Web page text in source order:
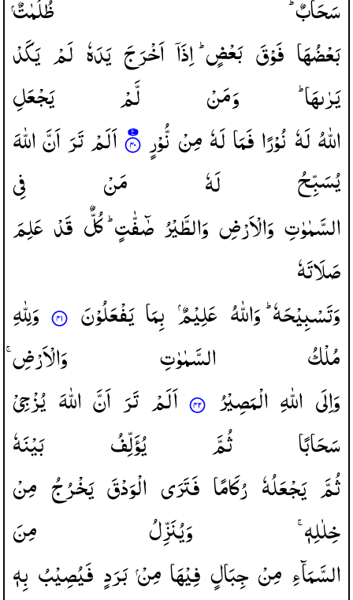
سَحَابٌ ؕ
ظُلُمٰتٌ
بَعْضُهَا فَوْقَ بَعْضٍ ؕ اِذَاۤ اَخْرَجَ یَدَهٗ لَمْ یَكَدْ
یَرٰىهَا ؕ
وَمَنْ لَّمْ
یَجْعَلِ
اللّٰهُلَهٗنُوْرًافَمَالَهٗمِنْنُّوْرٍ اَلَمْتَرَاَنَّاللّٰهَ
یُسَبِّحُ
لَهٗ مَنْ
فِی
السَّمٰوٰتِ وَالْاَرْضِ وَالطَّیْرُ صٰٓفّٰتٍ ؕ كُلٌّ قَدْ عَلِمَ
صَلَاتَهٗ
وَتَسْبِیْحَهٗ ؕ وَاللّٰهُ عَلِیْمٌۢ بِمَا یَفْعَلُوْنَ
وَلِلّٰهِ
مُلْكُ
السَّمٰوٰتِ
وَالْاَرْضِ ۚ
وَاِلَی اللّٰهِ الْمَصِیْرُ اَلَمْ تَرَ اَنَّ اللّٰهَ یُزْجِیْ
سَحَابًا
ثُمَّ یُؤَلِّفُ
بَیْنَهٗ
ثُمَّ یَجْعَلُهٗ رُكَامًا فَتَرَی الْوَدْقَ یَخْرُجُ مِنْ
خِلٰلِهٖ ۚ
وَیُنَزِّلُ
مِنَ
السَّمَآءِ مِنْ جِبَالٍ فِیْهَا مِنْبَرَدٍ فَیُصِیْبُ بِهٖ